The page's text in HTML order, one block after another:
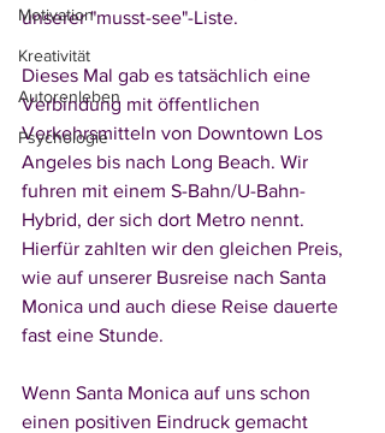
Motivation
Kreativität
Autorenleben
Psychologie
unserer "musst-see"-Liste.
Dieses Mal gab es tatsächlich eine
Verbindung mit öffentlichen
Verkehrsmitteln von Downtown Los
Angeles bis nach Long Beach. Wir
fuhren mit einem S-Bahn/U-Bahn-
Hybrid, der sich dort Metro nennt.
Hierfür zahlten wir den gleichen Preis,
wie auf unserer Busreise nach Santa
Monica und auch diese Reise dauerte
fast eine Stunde.
Wenn Santa Monica auf uns schon
einen positiven Eindruck gemacht